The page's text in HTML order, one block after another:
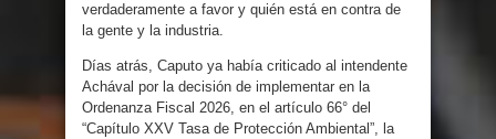
verdaderamente a favor y quién está en contra de
la gente y la industria.
Días atrás, Caputo ya había criticado al intendente
Achával por la decisión de implementar en la
Ordenanza Fiscal 2026, en el artículo 66° del
“Capítulo XXV Tasa de Protección Ambiental”, la